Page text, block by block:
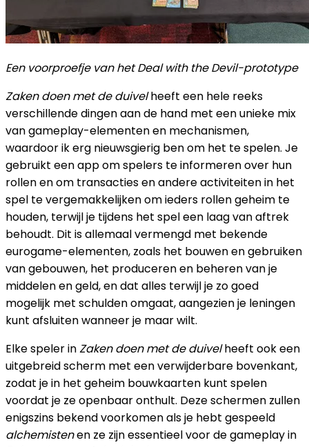
Een voorproefje van het Deal with the Devil-prototype
Zaken doen met de duivelheeft een hele reeks
verschillende dingen aan de hand met een unieke mix
van gameplay-elementen en mechanismen,
waardoor ik erg nieuwsgierig ben om het te spelen. Je
gebruikt een app om spelers te informeren over hun
rollen en om transacties en andere activiteiten in het
spel te vergemakkelijken om ieders rollen geheim te
houden, terwijl je tijdens het spel een laag van aftrek
behoudt. Dit is allemaal vermengd met bekende
eurogame-elementen, zoals het bouwen en gebruiken
van gebouwen, het produceren en beheren van je
middelen en geld, en dat alles terwijl je zo goed
mogelijk met schulden omgaat, aangezien je leningen
kunt afsluiten wanneer je maar wilt.
Elke speler inZaken doen met de duivelheeft ook een
uitgebreid scherm met een verwijderbare bovenkant,
zodat je in het geheim bouwkaarten kunt spelen
voordat je ze openbaar onthult. Deze schermen zullen
enigszins bekend voorkomen als je hebt gespeeld
alchemistenen ze zijn essentieel voor de gameplay in